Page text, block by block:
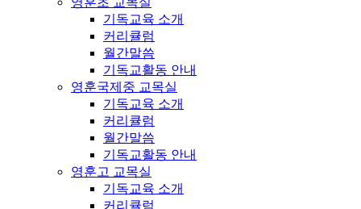
기독교육 소개
커리큘럼
월간말씀
기독교활동 안내
영훈국제중 교목실
기독교육 소개
커리큘럼
월간말씀
기독교활동 안내
영훈고 교목실
기독교육 소개
커리큘럼